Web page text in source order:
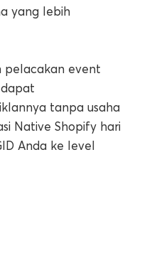
yang lebih
pelacakan event
tanpa usaha
Native Shopify hari
Anda ke level